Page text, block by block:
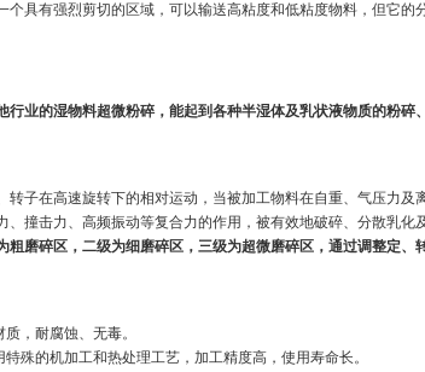
个具有强烈剪切的区域，可以输送高粘度和低粘度物料，但它的
行业的湿物料超微粉碎，能起到各种半湿体及乳状液物质的粉碎
子在高速旋转下的相对运动，当被加工物料在自重、气压力及
、撞击力、高频振动等复合力的作用，被有效地破碎、分散乳化
粗磨碎区，二级为细磨碎区，三级为超微磨碎区，通过调整定、
，耐腐蚀、无毒。
的机加工和热处理工艺，加工精度高，使用寿命长。